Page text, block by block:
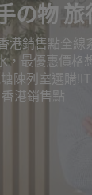
の物 旅
港銷售點全線
，最優惠價格
陳列室選購
香港銷售點